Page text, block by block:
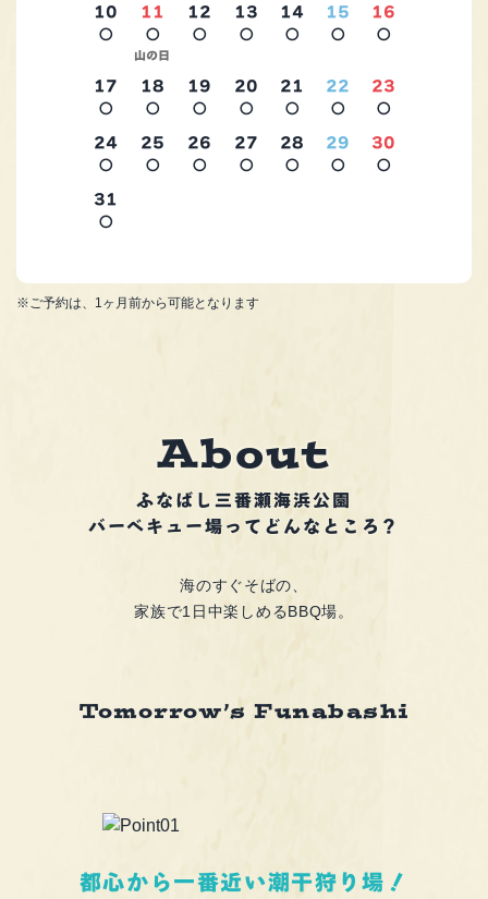
10
○
11
○
山の日
12
○
13
○
14
○
15
○
16
○
17
○
18
○
19
○
20
○
21
○
22
○
23
○
24
○
25
○
26
○
27
○
28
○
29
○
30
○
31
○
2026年9月
※ご予約は、1ヶ月前から可能となります
About
ふなばし三番瀬海浜公園
バーベキュー場ってどんなところ？
海のすぐそばの、
家族で1日中楽しめるBBQ場。
Tomorrow’s Funabashi
都心から一番近い潮干狩り場！